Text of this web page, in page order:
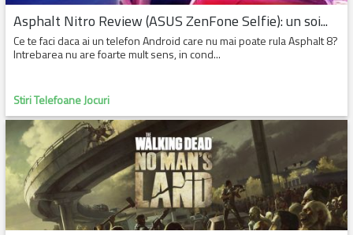
Asphalt Nitro Review (ASUS ZenFone Selfie): un soi...
Ce te faci daca ai un telefon Android care nu mai poate rula Asphalt 8?
Intrebarea nu are foarte mult sens, in cond...
Stiri Telefoane Jocuri